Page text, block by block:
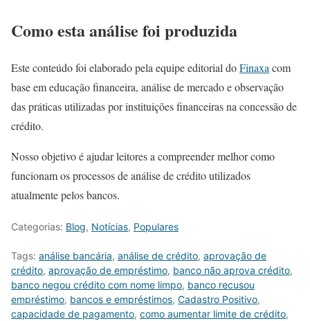
Como esta análise foi produzida
Este conteúdo foi elaborado pela equipe editorial doFinaxacom
base em educação financeira, análise de mercado e observação
das práticas utilizadas por instituições financeiras na concessão de
crédito.
Nosso objetivo é ajudar leitores a compreender melhor como
funcionam os processos de análise de crédito utilizados
atualmente pelos bancos.
Categorias: Blog, Notícias, Populares
Tags: análise bancária, análise de crédito, aprovação de
crédito, aprovação de empréstimo, banco não aprova crédito,
banco negou crédito com nome limpo, banco recusou
empréstimo, bancos e empréstimos, Cadastro Positivo,
capacidade de pagamento, como aumentar limite de crédito,